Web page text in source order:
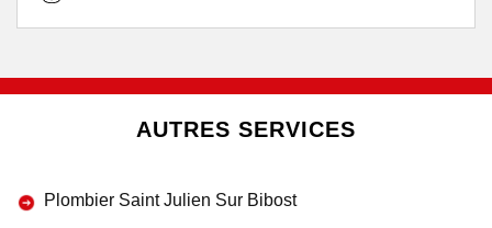
AUTRES SERVICES
Plombier Saint Julien Sur Bibost